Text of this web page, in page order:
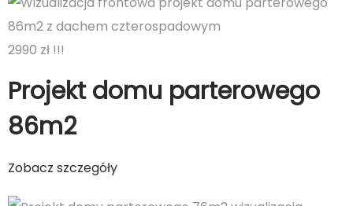
2990 zł !!!
Projekt domu parterowego
86m2
Zobacz szczegóły